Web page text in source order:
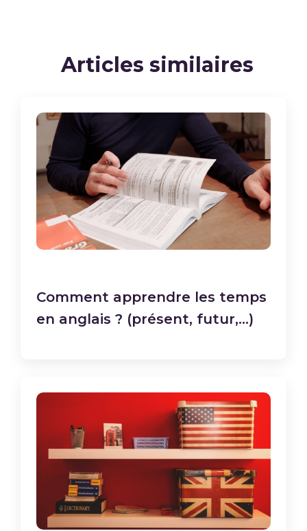
Articles similaires
Comment apprendre les temps
en anglais ? (présent, futur,...)